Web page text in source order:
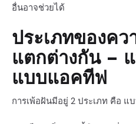
อื่นอาจช่วยได้
ประเภทของค
แตกต่างกัน –
แบบแอคทีฟ
การเพ้อฝันมีอยู่ 2 ประเภท คือ แ